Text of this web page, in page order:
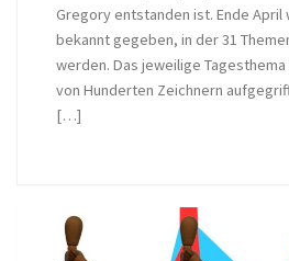
Gregory entstanden ist. Ende April
bekannt gegeben, in der 31
werden. Das jeweilige Tagesthema
von Hunderten Zeichnern
[…]